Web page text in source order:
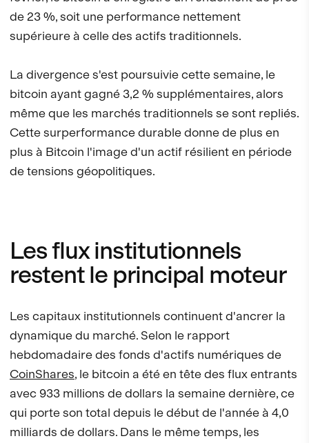
de 23 %, soit une performance nettement
supérieure à celle des actifs traditionnels.
La divergence s'est poursuivie cette semaine, le
bitcoin ayant gagné 3,2 % supplémentaires, alors
même que les marchés traditionnels se sont repliés.
Cette surperformance durable donne de plus en
plus à Bitcoin l'image d'un actif résilient en période
de tensions géopolitiques.
Les flux institutionnels
restent le principal moteur
Les capitaux institutionnels continuent d'ancrer la
dynamique du marché. Selon le rapport
hebdomadaire des fonds d'actifs numériques de
CoinShares, le bitcoin a été en tête des flux entrants
avec 933 millions de dollars la semaine dernière, ce
qui porte son total depuis le début de l'année à 4,0
milliards de dollars. Dans le même temps, les